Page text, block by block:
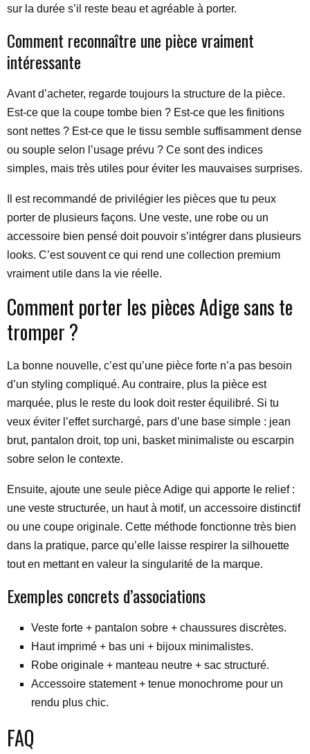
sur la durée s’il reste beau et agréable à porter.
Comment reconnaître une pièce vraiment
intéressante
Avant d’acheter, regarde toujours la structure de la pièce.
Est-ce que la coupe tombe bien ? Est-ce que les finitions
sont nettes ? Est-ce que le tissu semble suffisamment dense
ou souple selon l’usage prévu ? Ce sont des indices
simples, mais très utiles pour éviter les mauvaises surprises.
Il est recommandé de privilégier les pièces que tu peux
porter de plusieurs façons. Une veste, une robe ou un
accessoire bien pensé doit pouvoir s’intégrer dans plusieurs
looks. C’est souvent ce qui rend une collection premium
vraiment utile dans la vie réelle.
Comment porter les pièces Adige sans te
tromper ?
La bonne nouvelle, c’est qu’une pièce forte n’a pas besoin
d’un styling compliqué. Au contraire, plus la pièce est
marquée, plus le reste du look doit rester équilibré. Si tu
veux éviter l’effet surchargé, pars d’une base simple : jean
brut, pantalon droit, top uni, basket minimaliste ou escarpin
sobre selon le contexte.
Ensuite, ajoute une seule pièce Adige qui apporte le relief :
une veste structurée, un haut à motif, un accessoire distinctif
ou une coupe originale. Cette méthode fonctionne très bien
dans la pratique, parce qu’elle laisse respirer la silhouette
tout en mettant en valeur la singularité de la marque.
Exemples concrets d’associations
Veste forte + pantalon sobre + chaussures discrètes.
Haut imprimé + bas uni + bijoux minimalistes.
Robe originale + manteau neutre + sac structuré.
Accessoire statement + tenue monochrome pour un
rendu plus chic.
FAQ